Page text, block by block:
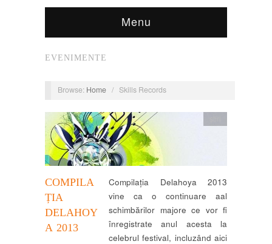
Menu
EVENIMENTE
Browse: Home / Skills Records
COMPILA
ȚIA
DELAHOY
A 2013
Compilația Delahoya 2013
vine ca o continuare aal
schimbărilor majore ce vor fi
înregistrate anul acesta la
celebrul festival, incluzând aici